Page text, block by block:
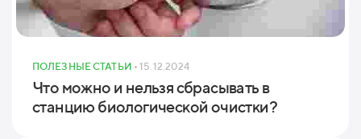
ПОЛЕЗНЫЕ СТАТЬИ • 15.12.2024
Что можно и нельзя сбрасывать в
станцию биологической очистки?